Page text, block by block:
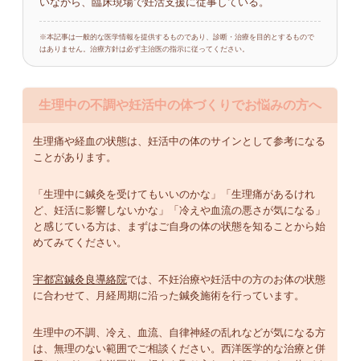
※本記事は一般的な医学情報を提供するものであり、診断・治療を目的とするもので
はありません。治療方針は必ず主治医の指示に従ってください。
生理中の不調や妊活中の体づくりでお悩みの方へ
生理痛や経血の状態は、妊活中の体のサインとして参考になる
ことがあります。
「生理中に鍼灸を受けてもいいのかな」「生理痛があるけれ
ど、妊活に影響しないかな」「冷えや血流の悪さが気になる」
と感じている方は、まずはご自身の体の状態を知ることから始
めてみてください。
宇都宮鍼灸良導絡院では、不妊治療や妊活中の方のお体の状態
に合わせて、月経周期に沿った鍼灸施術を行っています。
生理中の不調、冷え、血流、自律神経の乱れなどが気になる方
は、無理のない範囲でご相談ください。西洋医学的な治療と併